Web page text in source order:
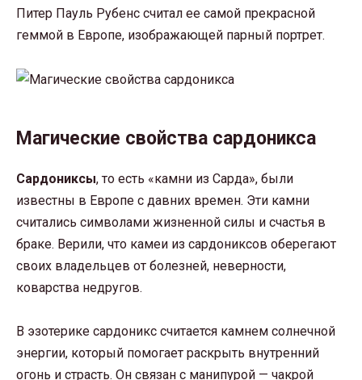
Питер Пауль Рубенс считал ее самой прекрасной
геммой в Европе, изображающей парный портрет.
Магические свойства сардоникса
Сардониксы, то есть «камни из Сарда», были
известны в Европе с давних времен. Эти камни
считались символами жизненной силы и счастья в
браке. Верили, что камеи из сардониксов оберегают
своих владельцев от болезней, неверности,
коварства недругов.
В эзотерике сардоникс считается камнем солнечной
энергии, который помогает раскрыть внутренний
огонь и страсть. Он связан с манипурой — чакрой